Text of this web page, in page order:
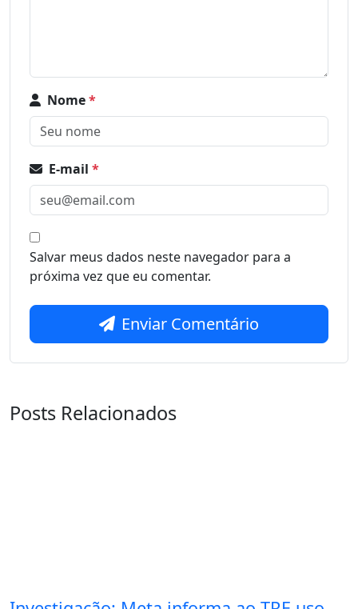
Nome*
E-mail *
Salvar meus dados neste navegador para a
próxima vez que eu comentar.
Enviar Comentário
Posts Relacionados